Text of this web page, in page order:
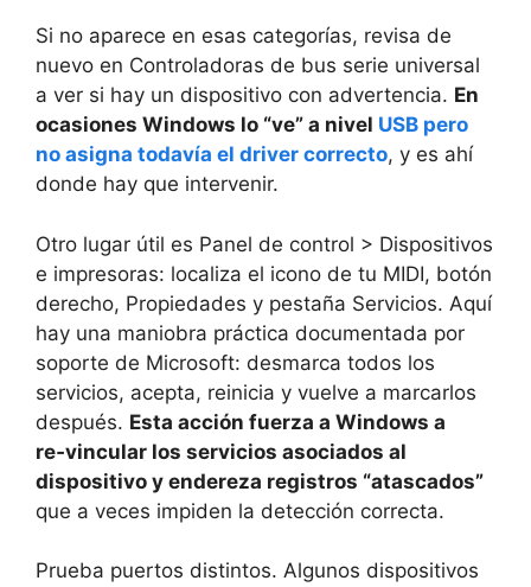
Si no aparece en esas categorías, revisa de
nuevo en Controladoras de bus serie universal
a ver si hay un dispositivo con advertencia. En
ocasiones Windows lo “ve” a nivel USB pero
no asigna todavía el driver correcto, y es ahí
donde hay que intervenir.
Otro lugar útil es Panel de control > Dispositivos
e impresoras: localiza el icono de tu MIDI, botón
derecho, Propiedades y pestaña Servicios. Aquí
hay una maniobra práctica documentada por
soporte de Microsoft: desmarca todos los
servicios, acepta, reinicia y vuelve a marcarlos
después. Esta acción fuerza a Windows a
re‑vincular los servicios asociados al
dispositivo y endereza registros “atascados”
que a veces impiden la detección correcta.
Prueba puertos distintos. Algunos dispositivos